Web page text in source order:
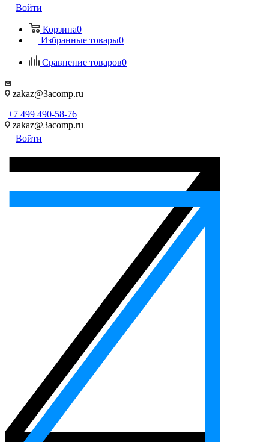
Войти
Корзина0
Избранные товары0
Сравнение товаров0
zakaz@3acomp.ru
+7 499 490-58-76
zakaz@3acomp.ru
Войти